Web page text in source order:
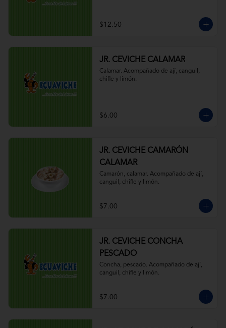
$12.50
JR. CEVICHE CALAMAR
Calamar. Acompañado de ají, canguil,
chifle y limón.
$6.00
JR. CEVICHE CAMARÓN
CALAMAR
Camarón, calamar. Acompañado de ají,
canguil, chifle y limón.
$7.00
JR. CEVICHE CONCHA
PESCADO
Concha, pescado. Acompañado de ají,
canguil, chifle y limón.
$7.00